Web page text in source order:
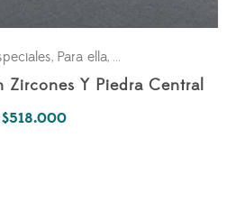
, Para ella, Pasiones
Y Piedra Central
$518.000